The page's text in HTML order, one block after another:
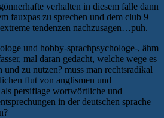
verhalten in diesem falle dann
fauxpas zu sprechen und dem club 9
tendenzen nachzusagen…puh.
und hobby-sprachpsychologe-, ähm
mal daran gedacht, welche wege es
und zu nutzen? muss man rechtsradikal
flut von anglismen und
persiflage wortwörtliche und
in der deutschen sprache